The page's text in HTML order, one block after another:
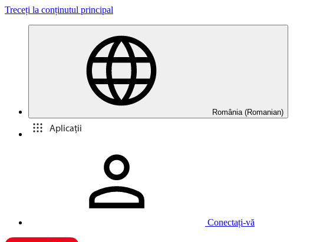
Treceți la conținutul principal
România (Romanian)
Aplicații
Conectați-vă